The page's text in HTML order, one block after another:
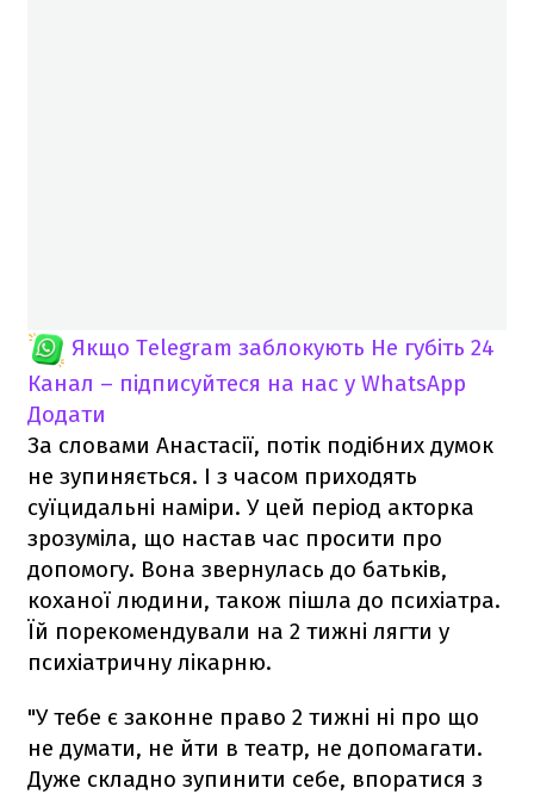
Якщо Telegram заблокують Не губіть 24
Канал – підписуйтеся на нас у WhatsApp
Додати
За словами Анастасії, потік подібних думок
не зупиняється. І з часом приходять
суїцидальні наміри. У цей період акторка
зрозуміла, що настав час просити про
допомогу. Вона звернулась до батьків,
коханої людини, також пішла до психіатра.
Їй порекомендували на 2 тижні лягти у
психіатричну лікарню.
"У тебе є законне право 2 тижні ні про що
не думати, не йти в театр, не допомагати.
Дуже складно зупинити себе, впоратися з